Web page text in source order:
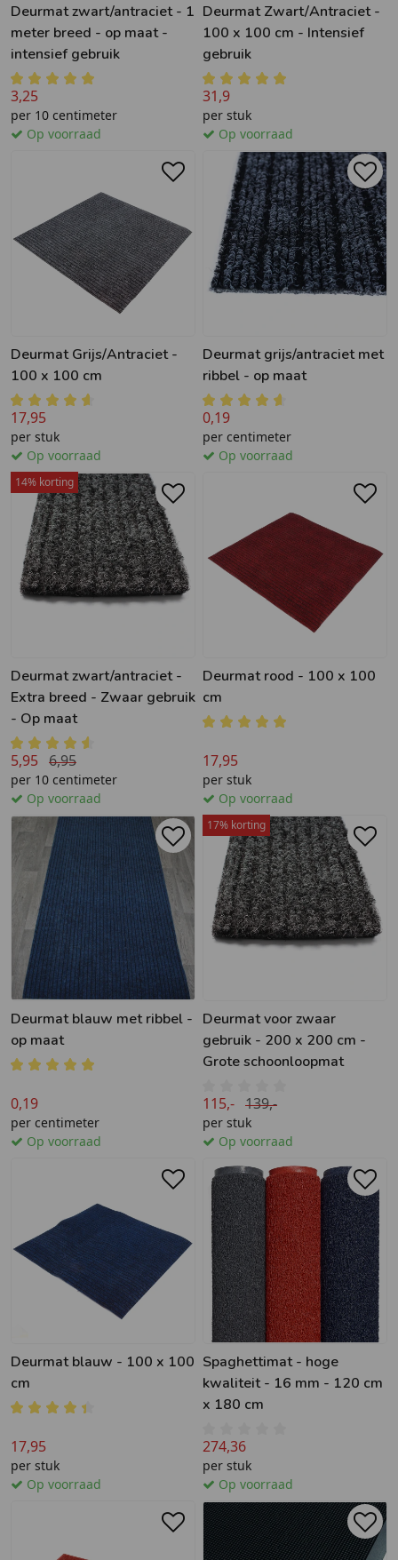
Deurmat zwart/antraciet - 1
meter breed - op maat -
intensief gebruik
3,25
per 10 centimeter
Op voorraad
Deurmat Zwart/Antraciet -
100 x 100 cm - Intensief
gebruik
31,9
per stuk
Op voorraad
Deurmat Grijs/Antraciet -
100 x 100 cm
17,95
per stuk
Op voorraad
Deurmat grijs/antraciet met
ribbel - op maat
0,19
per centimeter
Op voorraad
14% korting
Deurmat zwart/antraciet -
Extra breed - Zwaar gebruik
- Op maat
5,95 6,95
per 10 centimeter
Op voorraad
Deurmat rood - 100 x 100
cm
17,95
per stuk
Op voorraad
Deurmat blauw met ribbel -
op maat
0,19
per centimeter
Op voorraad
17% korting
Deurmat voor zwaar
gebruik - 200 x 200 cm -
Grote schoonloopmat
115,- 139,-
per stuk
Op voorraad
Deurmat blauw - 100 x 100
cm
17,95
per stuk
Op voorraad
Spaghettimat - hoge
kwaliteit - 16 mm - 120 cm
x 180 cm
274,36
per stuk
Op voorraad